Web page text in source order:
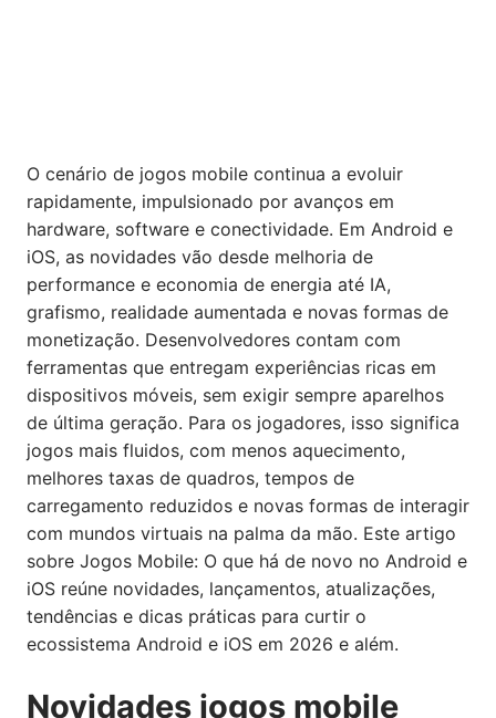
O cenário de jogos mobile continua a evoluir
rapidamente, impulsionado por avanços em
hardware, software e conectividade. Em Android e
iOS, as novidades vão desde melhoria de
performance e economia de energia até IA,
grafismo, realidade aumentada e novas formas de
monetização. Desenvolvedores contam com
ferramentas que entregam experiências ricas em
dispositivos móveis, sem exigir sempre aparelhos
de última geração. Para os jogadores, isso significa
jogos mais fluidos, com menos aquecimento,
melhores taxas de quadros, tempos de
carregamento reduzidos e novas formas de interagir
com mundos virtuais na palma da mão. Este artigo
sobre Jogos Mobile: O que há de novo no Android e
iOS reúne novidades, lançamentos, atualizações,
tendências e dicas práticas para curtir o
ecossistema Android e iOS em 2026 e além.
Novidades jogos mobile